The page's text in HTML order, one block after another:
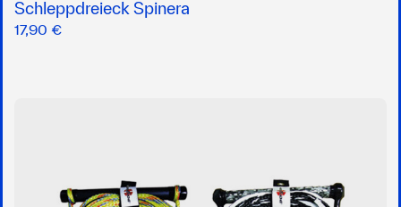
Schleppdreieck Spinera
17,90 €